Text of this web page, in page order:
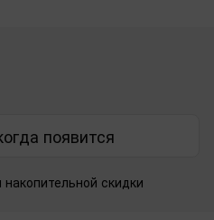
появится
скидки